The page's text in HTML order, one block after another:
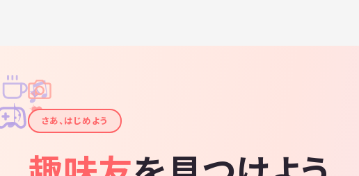
✦
✦
✧
✧
♪
♫
さあ、はじめよう